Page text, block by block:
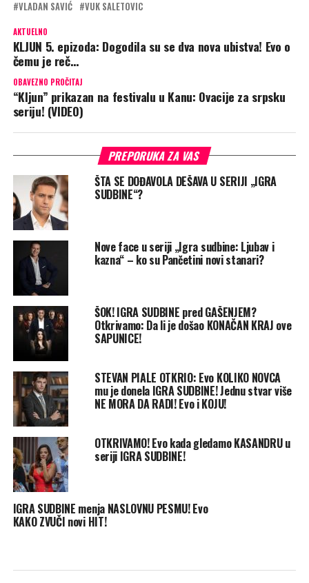
VLADAN SAVIĆ
VUK SALETOVIC
AKTUELNO
KLJUN 5. epizoda: Dogodila su se dva nova ubistva! Evo o
čemu je reč…
OBAVEZNO PROČITAJ
“Kljun” prikazan na festivalu u Kanu: Ovacije za srpsku
seriju! (VIDEO)
PREPORUKA ZA VAS
ŠTA SE DOĐAVOLA DEŠAVA U SERIJI „IGRA
SUDBINE“?
Nove face u seriji „Igra sudbine: Ljubav i
kazna“ – ko su Pančetini novi stanari?
ŠOK! IGRA SUDBINE pred GAŠENJEM?
Otkrivamo: Da li je došao KONAČAN KRAJ ove
SAPUNICE!
STEVAN PIALE OTKRIO: Evo KOLIKO NOVCA
mu je donela IGRA SUDBINE! Jednu stvar više
NE MORA DA RADI! Evo i KOJU!
OTKRIVAMO! Evo kada gledamo KASANDRU u
seriji IGRA SUDBINE!
IGRA SUDBINE menja NASLOVNU PESMU! Evo
KAKO ZVUČI novi HIT!